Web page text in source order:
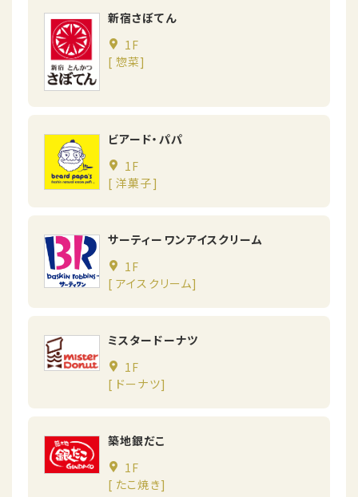
新宿さぼてん
1F
[ 惣菜]
ビアード・パパ
1F
[ 洋菓子]
サーティーワンアイスクリーム
1F
[ アイスクリーム]
ミスタードーナツ
1F
[ ドーナツ]
築地銀だこ
1F
[ たこ焼き]